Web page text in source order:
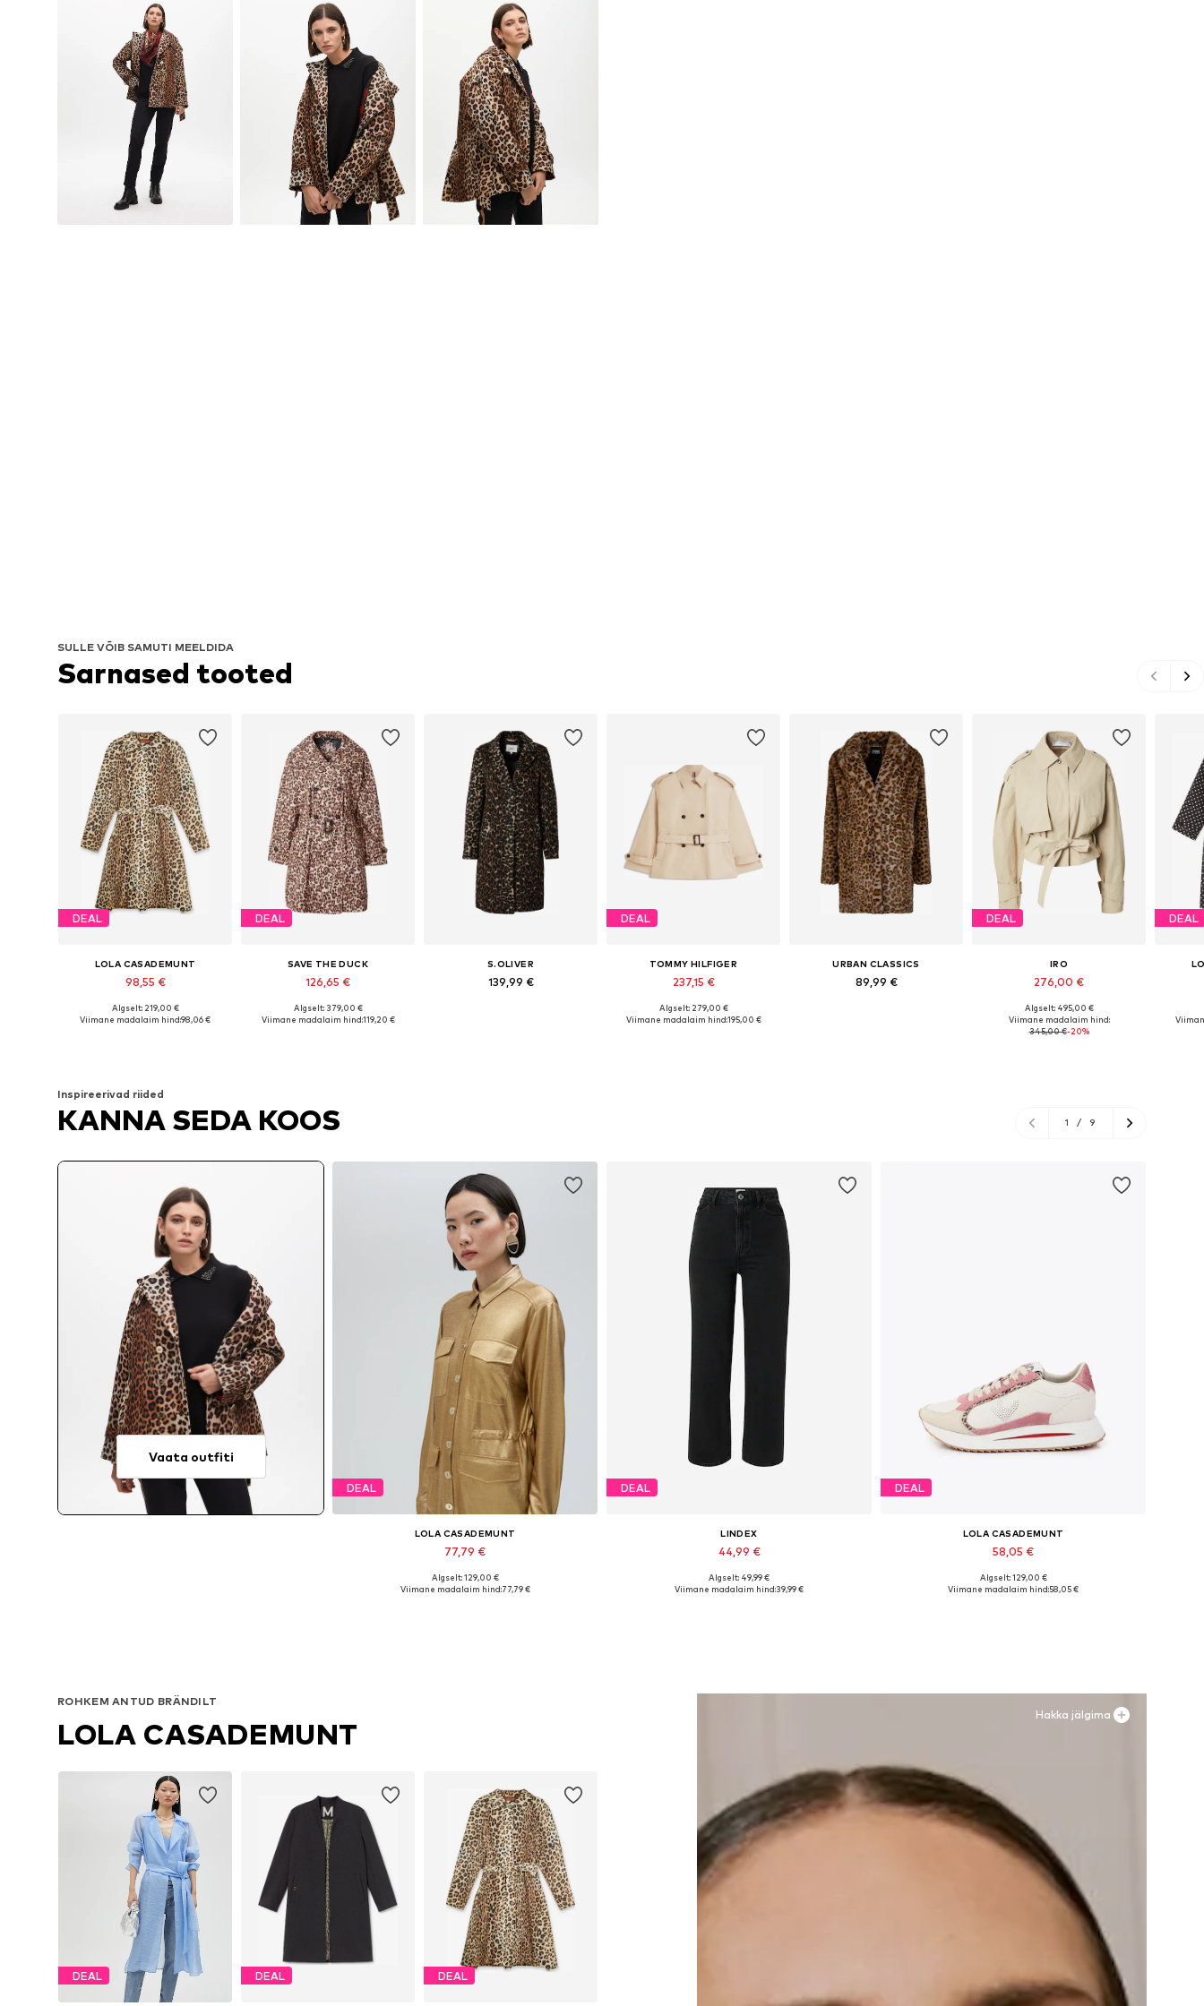
SULLE VÕIB SAMUTI MEELDIDA
Sarnased tooted
DEAL
LOLA CASADEMUNT
98,55 €
Algselt: 219,00 €
Viimane madalaim hind:98,06 €
DEAL
SAVE THE DUCK
126,65 €
Algselt: 379,00 €
Viimane madalaim hind:119,20 €
S.OLIVER
139,99 €
DEAL
TOMMY HILFIGER
237,15 €
Algselt: 279,00 €
Viimane madalaim hind:195,00 €
URBAN CLASSICS
89,99 €
DEAL
IRO
276,00 €
Saadaolevad suurused: S-M
Lisa ostukorvi
Algselt: 495,00 €
Viimane madalaim hind:
345,00 €-20%
DEAL
Inspireerivad riided
KANNA SEDA KOOS 1 / 9
Vaata outfiti
DEAL
LOLA CASADEMUNT
77,79 €
Saadaolevad suurused: XS, XL
Algselt: 129,00 €
Viimane madalaim hind:77,79 €
DEAL
LINDEX
44,99 €
Saadaval erinevates suurustes
Algselt: 49,99 €
Viimane madalaim hind:39,99 €
DEAL
LOLA CASADEMUNT
58,05 €
Saadaolevad suurused: 38, 39, 41
Algselt: 129,00 €
Viimane madalaim hind:58,05 €
Hakka jälgima
ROHKEM ANTUD BRÄNDILT
LOLA CASADEMUNT
DEAL DEAL DEAL